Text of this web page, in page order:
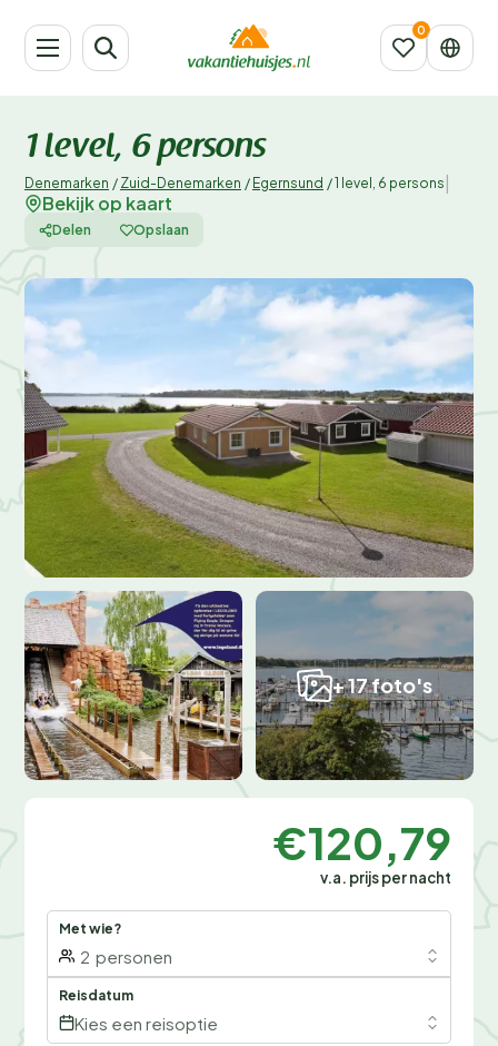
1 level, 6 persons
Denemarken / Zuid-Denemarken / Egernsund /1 level, 6 persons
Bekijk op kaart
Delen Opslaan
+ 17 foto's
€120,79
v.a. prijs per nacht
Met wie?
2 personen
Reisdatum
Kies een reisoptie